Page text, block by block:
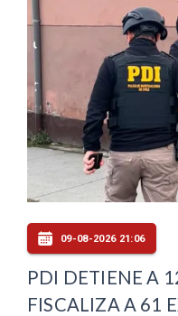
09-08-2026 21:06
PDI DETIENE A
FISCALIZA A 61